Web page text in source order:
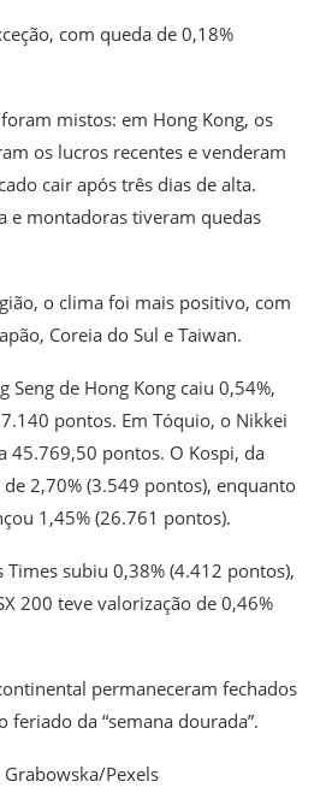
com queda de 0,18%
mistos: em Hong Kong, os
os lucros recentes e venderam
cair após três dias de alta.
e montadoras tiveram quedas
o clima foi mais positivo, com
Coreia do Sul e Taiwan.
Seng de Hong Kong caiu 0,54%,
pontos. Em Tóquio, o Nikkei
45.769,50 pontos. O Kospi, da
2,70% (3.549 pontos), enquanto
1,45% (26.761 pontos).
Times subiu 0,38% (4.412 pontos),
200 teve valorização de 0,46%
permaneceram fechados
da “semana dourada”.
Pexels